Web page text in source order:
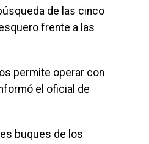
de las cinco
frente a las
permite operar con
el oficial de
buques de los